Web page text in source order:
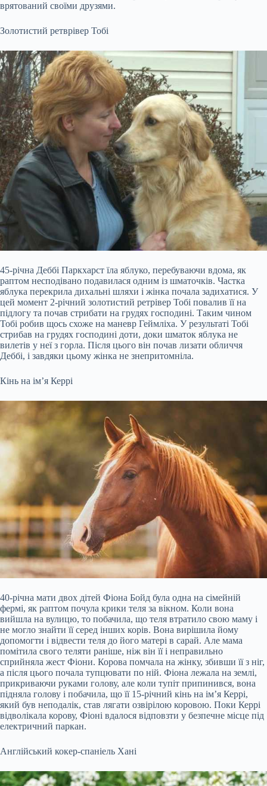
врятований своїми друзями.
Золотистий ретврівер Тобі
45-річна Деббі Паркхарст їла яблуко, перебуваючи вдома, як
раптом несподівано подавилася одним із шматочків. Частка
яблука перекрила дихальні шляхи і жінка почала задихатися. У
цей момент 2-річний золотистий ретрівер Тобі повалив її на
підлогу та почав стрибати на грудях господині. Таким чином
Тобі робив щось схоже на маневр Геймліха. У результаті Тобі
стрибав на грудях господині доти, доки шматок яблука не
вилетів у неї з горла. Після цього він почав лизати обличчя
Деббі, і завдяки цьому жінка не знепритомніла.
Кінь на ім’я Керрі
40-річна мати двох дітей Фіона Бойд була одна на сімейній
фермі, як раптом почула крики теля за вікном. Коли вона
вийшла на вулицю, то побачила, що теля втратило свою маму і
не могло знайти її серед інших корів. Вона вирішила йому
допомогти і відвести теля до його матері в сарай. Але мама
помітила свого теляти раніше, ніж він її і неправильно
сприйняла жест Фіони. Корова помчала на жінку, збивши її з ніг,
а після цього почала тупцювати по ній. Фіона лежала на землі,
прикриваючи руками голову, але коли тупіт припинився, вона
підняла голову і побачила, що її 15-річний кінь на ім’я Керрі,
який був неподалік, став лягати озвірілою коровою. Поки Керрі
відволікала корову, Фіоні вдалося відповзти у безпечне місце під
електричний паркан.
Англійський кокер-спаніель Хані